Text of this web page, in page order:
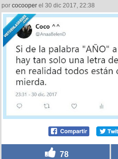
por cocooper el 30 dic 2017, 22:38
78